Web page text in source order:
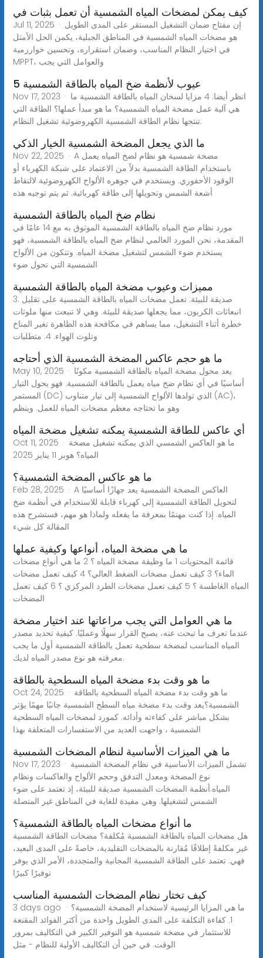
كيف يمكن لمضخات المياه الشمسية أن تعمل بثبات في
Jul 11, 2025 · إن مفتاح ضمان التشغيل المستقر على المدى الطويل
هو مضخات المياه الشمسية في المناطق الجبلية، يكمن الحل الأمثل
في اختيار النظام المناسب، وضمان استقراره، وتحسين خوارزمية
MPPT، والعوامل التي يجب
5 عيوب لأنظمة ضخ المياه بالطاقة الشمسية
Nov 17, 2023 · انظر أيضا: 4 مزايا لسخان المياه بالطاقة الشمسية ما
هي آلية عمل مضخة المياه الشمسية؟ ما هو مبدأ عملها؟ الطاقة التي
تنتجها نظام الطاقة الشمسية الكهروضوئية تشغيل النظام.
ما الذي يجعل المضخة الشمسية الخيار الذكي
Nov 22, 2025 · A مضخة شمسية هو نظام لضخ المياه يعمل
باستخدام الطاقة الشمسية بدلاً من الاعتماد على شبكة الكهرباء أو
الوقود الأحفوري. ويستخدم في جوهره الألواح الكهروضوئية لالتقاط
أشعة الشمس وتحويلها إلى طاقة كهربائية. ثم يتم توجيه هذه
نظام ضخ المياه بالطاقة الشمسية
مورد نظام ضخ المياه بالطاقة الشمسية الموثوق به مع 14 عامًا في
المقدمة، نحن المورد العالمي لنظام ضخ المياه بالطاقة الشمسية، فهو
يستخدم ضوء الشمس لتشغيل مضخة المياه. وتتكون من الألواح
الشمسية التي تحول ضوء
مميزات وعيوب مضخة المياه بالطاقة الشمسية
3. صديقة للبيئة: تعمل مضخات المياه بالطاقة الشمسية على تقليل
انبعاثات الكربون، مما يجعلها صديقة للبيئة. وهي لا تنبعث منها ملوثات
خطرة أثناء التشغيل، مما يساهم في مكافحة هذه الظاهرة تغير المناخ
وتلوث الهواء. 4. متطلبات
ما هو حجم عاكس المضخة الشمسية الذي أحتاجه
May 10, 2025 · يعد محول مضخة المياه بالطاقة الشمسية مكونًا
أساسيًا في أي نظام ضخ مياه يعمل بالطاقة الشمسية. فهو يحول التيار
المستمر (DC) الذي تولدها الألواح الشمسية إلى تيار متناوب (AC)،
وهو ما تحتاجه معظم مضخات المياه للعمل. وينظم
أي عاكس للطاقة الشمسية يمكنه تشغيل مضخة المياه
Oct 11, 2025 · ما هو العاكس الشمسي الذي يمكنه تشغيل مضخة
المياه؟ هوبر 11 يناير 2025
ما هو عاكس المضخة الشمسية؟
Feb 28, 2025 · A العاكس المضخة الشمسية يعد جهازًا أساسيًا
لتحويل الطاقة الشمسية إلى كهرباء قابلة للاستخدام في أنظمة ضخ
المياه. إذا كنت مهتمًا بمعرفة ما يفعله ولماذا هو مهم، فستشرح هذه
المقالة كل شيء
ما هي مضخة المياه، أنواعها وكيفية عملها
قائمة المحتويات 1 ما وظيفة مضخة المياه ؟ 2 ما هي أنواع مضخات
الماء؟ 3 كيف تعمل مضخات الضغط العالي؟ 4 كيف تعمل مضخات
المياه الغاطسة ؟ 5 كيف تعمل مضخات الطرد المركزي ؟ 6 كيف تعمل
المضخات
ما هي العوامل التي يجب مراعاتها عند اختيار مضخة
عندما تعرف ما تبحث عنه، يصبح القرار سهلًا وعمليًا. كيفية تحديد مصدر
المياه المناسب لمضخة سطحية تعمل بالطاقة الشمسية أول ما يجب
معرفته هو نوع مصدر المياه لديك.
ما هو وقت بدء مضخة المياه السطحية بالطاقة
Oct 24, 2025 · ما هو وقت بدء مضخة المياه السطحية بالطاقة
الشمسية؟يعد وقت بدء مضخة مياه السطح الشمسية جانبًا مهمًا يؤثر
بشكل مباشر على كفاءته وأدائه. كمورد لمضخات المياه السطحية
الشمسية ، واجهت العديد من الاستفسارات المتعلقة بهذا
ما هي الميزات الأساسية لنظام المضخات الشمسية
Nov 17, 2023 · تشمل الميزات الأساسية في نظام المضخة الشمسية
نوع المضخة ومعدل التدفق وحجم الألواح والعاكسات ونظام
المياه.أنظمة المضخات الشمسية صديقة للبيئة، إذ تعتمد على ضوء
الشمس لتشغيلها. وهي مفيدة للغاية في المناطق غير المتصلة
ما أنواع مضخات المياه بالطاقة الشمسية؟
هل مضخات المياه بالطاقة الشمسية مُكلفة؟ مضخات الطاقة الشمسية
غير مكلفةً إطلاقًا مُقارنة بالمضخات التقليدية، خاصةً على المدى البعيد،
فهي: تعتمد على الطاقة الشمسية المجانية والمتجددة، الأمر الذي يوفر
توفيرًا كبيرًا
كيف تختار نظام المضخات الشمسية المناسب
3 days ago · ما هي المزايا الرئيسية لاستخدام المضخة الشمسية؟
1. كفاءة التكلفة على المدى الطويل واحدة من أكثر الفوائد المقنعة
للاستثمار في مضخة شمسية هو التوفير الكبير في التكاليف بمرور
الوقت. في حين أن التكاليف الأولية للنظام - مثل